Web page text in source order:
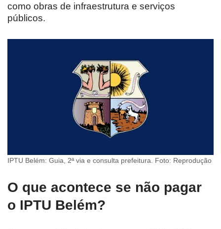
como obras de infraestrutura e serviços
públicos.
IPTU Belém: Guia, 2ª via e consulta prefeitura. Foto: Reprodução
O que acontece se não pagar
o IPTU Belém?